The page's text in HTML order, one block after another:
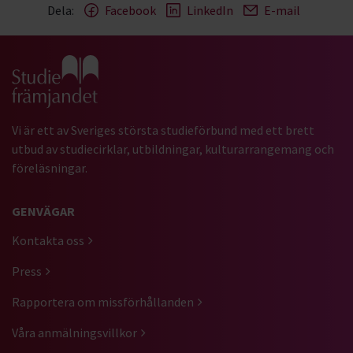
Dela: Facebook LinkedIn E-mail
Gå till studiefrämjandets startsida
Vi är ett av Sveriges största studieförbund med ett brett
utbud av studiecirklar, utbildningar, kulturarrangemang och
föreläsningar.
GENVÄGAR
Kontakta oss
Press
Rapportera om missförhållanden
Våra anmälningsvillkor